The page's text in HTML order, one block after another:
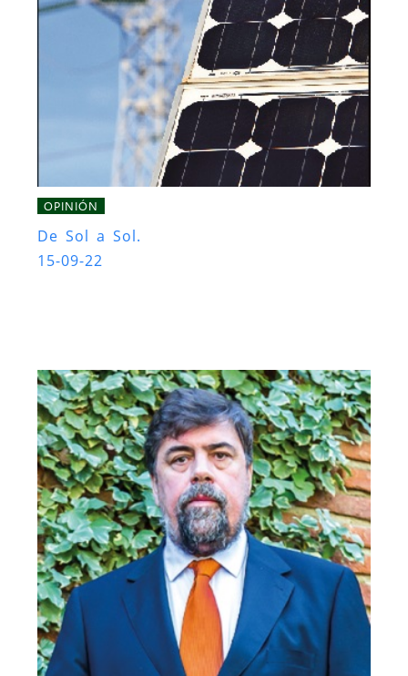
OPINIÓN
De Sol a Sol.
15-09-22